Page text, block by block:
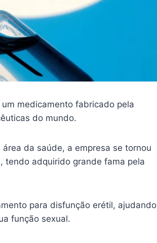
medicamento fabricado pela
do mundo.
da saúde, a empresa se tornou
tendo adquirido grande fama pela
para disfunção erétil, ajudando
função sexual.